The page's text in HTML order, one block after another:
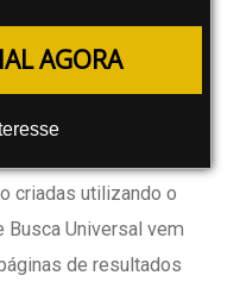
AGORA
criadas utilizando o
Busca Universal vem
de resultados